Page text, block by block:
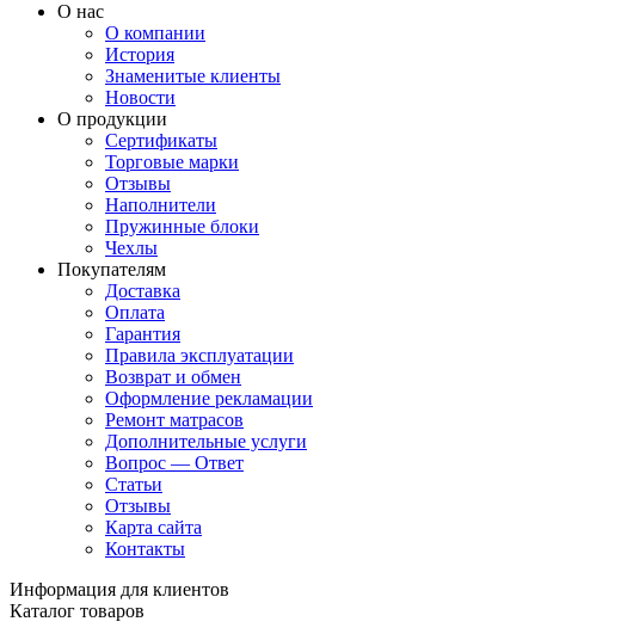
О нас
О компании
История
Знаменитые клиенты
Новости
О продукции
Сертификаты
Торговые марки
Отзывы
Наполнители
Пружинные блоки
Чехлы
Покупателям
Доставка
Оплата
Гарантия
Правила эксплуатации
Возврат и обмен
Оформление рекламации
Ремонт матрасов
Дополнительные услуги
Вопрос — Ответ
Статьи
Отзывы
Карта сайта
Контакты
Информация для клиентов
Каталог товаров